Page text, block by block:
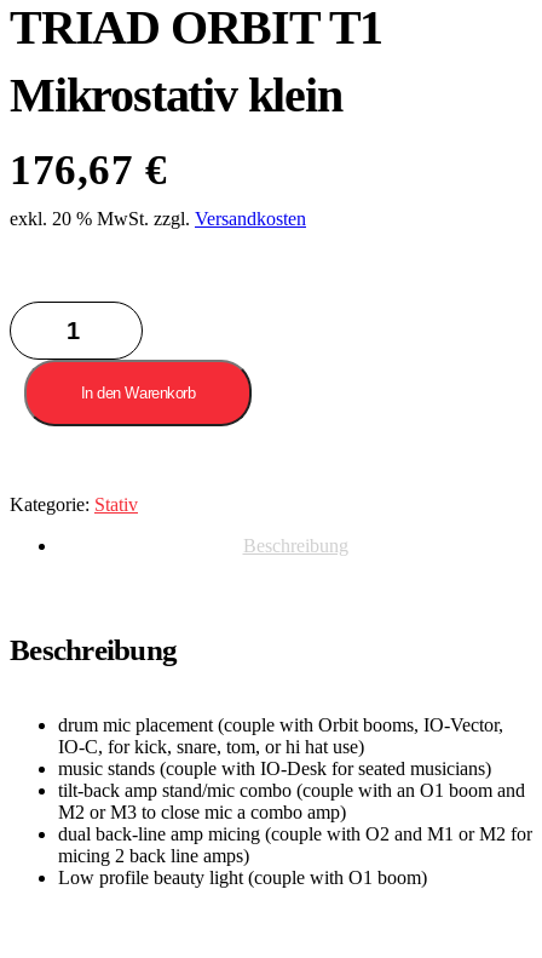
TRIAD ORBIT T1
Mikrostativ klein
176,67€
exkl. 20 % MwSt. zzgl. Versandkosten
TRIAD
ORBIT
T1
Mikrostativ
klein
Menge
In den Warenkorb
Kategorie: Stativ
Beschreibung
Beschreibung
drum mic placement (couple with Orbit booms, IO-Vector,
IO-C, for kick, snare, tom, or hi hat use)
music stands (couple with IO-Desk for seated musicians)
tilt-back amp stand/mic combo (couple with an O1 boom and
M2 or M3 to close mic a combo amp)
dual back-line amp micing (couple with O2 and M1 or M2 for
micing 2 back line amps)
Low profile beauty light (couple with O1 boom)